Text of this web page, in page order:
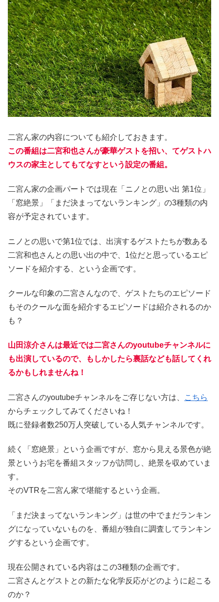
二宮ん家の内容についても紹介しておきます。
この番組は二宮和也さんが豪華ゲストを招い、てゲストハ
ウスの家主としてもてなすという設定の番組。
二宮ん家の企画パートでは現在「ニノとの思い出 第1位」
「窓絶景」「まだ決まってないランキング」の3種類の内
容が予定されています。
ニノとの思いで第1位では、出演するゲストたちが数ある
二宮和也さんとの思い出の中で、1位だと思っているエピ
ソードを紹介する、という企画です。
クールな印象の二宮さんなので、ゲストたちのエピソード
もそのクールな面を紹介するエピソードは紹介されるのか
も？
山田涼介さんは最近では二宮さんのyoutubeチャンネルに
も出演しているので、もしかしたら裏話なども話してくれ
るかもしれませんね！
二宮さんのyoutubeチャンネルをご存じない方は、
こちら
からチェックしてみてくださいね！
既に登録者数250万人突破している人気チャンネルです。
続く「窓絶景」という企画ですが、窓から見える景色が絶
景というお宅を番組スタッフが訪問し、絶景を収めていま
す。
そのVTRを二宮ん家で堪能するという企画。
「まだ決まってないランキング」は世の中でまだランキン
グになっていないものを、番組が独自に調査してランキン
グするという企画です。
現在公開されている内容はこの3種類の企画です。
二宮さんとゲストとの新たな化学反応がどのように起こる
のか？